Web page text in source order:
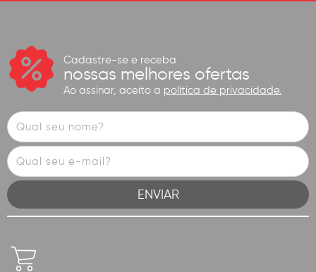
Cadastre-se e receba
nossas melhores ofertas
Ao assinar, aceito a política de privacidade.